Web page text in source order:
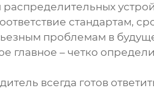
стандартам,
проблемам в
– четко
всегда готов